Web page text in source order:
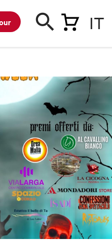
IT